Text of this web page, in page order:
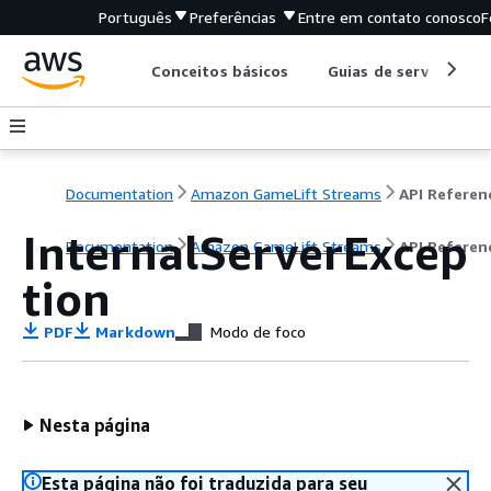
Português Preferências Entre em contato conosco
Conceitos básicos Guias de serviço
Documentation Amazon GameLift Streams API
Documentation Amazon GameLift Streams API
InternalServerExcep
tion
PDF Markdown Modo de foco
Nesta página
Esta página não foi traduzida para seu